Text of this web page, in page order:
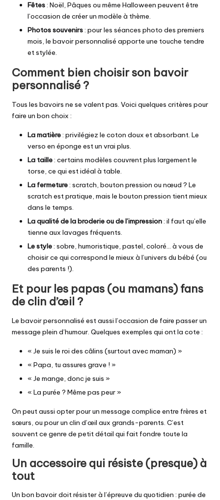
Fêtes: Noël, Pâques ou même Halloween peuvent être
l’occasion de créer un modèle à thème.
Photos souvenirs: pour les séances photo des premiers
mois, le bavoir personnalisé apporte une touche tendre
et stylée.
Comment bien choisir son bavoir
personnalisé ?
Tous les bavoirs ne se valent pas. Voici quelques critères pour
faire un bon choix :
La matière: privilégiez le coton doux et absorbant. Le
verso en éponge est un vrai plus.
La taille: certains modèles couvrent plus largement le
torse, ce qui est idéal à table.
La fermeture: scratch, bouton pression ou nœud ? Le
scratch est pratique, mais le bouton pression tient mieux
dans le temps.
La qualité de la broderie ou de l’impression: il faut qu’elle
tienne aux lavages fréquents.
Le style: sobre, humoristique, pastel, coloré… à vous de
choisir ce qui correspond le mieux à l’univers du bébé (ou
des parents !).
Et pour les papas (ou mamans) fans
de clin d’œil ?
Le bavoir personnalisé est aussi l’occasion de faire passer un
message plein d’humour. Quelques exemples qui ont la cote :
« Je suis le roi des câlins (surtout avec maman) »
« Papa, tu assures grave ! »
« Je mange, donc je suis »
« La purée ? Même pas peur »
On peut aussi opter pour un message complice entre frères et
sœurs, ou pour un clin d’œil aux grands-parents. C’est
souvent ce genre de petit détail qui fait fondre toute la
famille.
Un accessoire qui résiste (presque) à
tout
Un bon bavoir doit résister à l’épreuve du quotidien : purée de